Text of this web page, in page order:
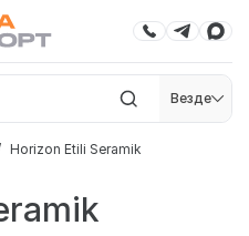
Везде
Horizon Etili Seramik